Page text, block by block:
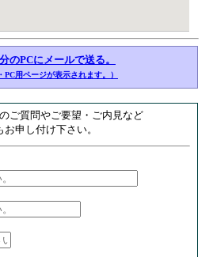
のPCにメールで送る。
PC用ページが表示されます。）
ご質問やご要望・ご内見など
お申し付け下さい。